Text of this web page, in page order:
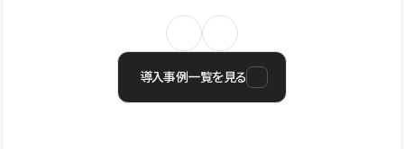
導入事例一覧を見る